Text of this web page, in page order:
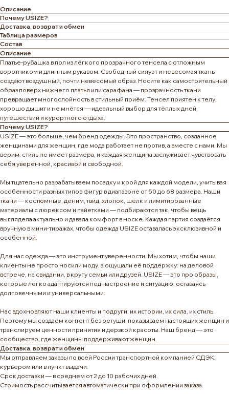
Описание
Почему USIZE?
Доставка, возврат и обмен
Таблица размеров
Состав
Описание
Платье-рубашка в пол из лёгкого прозрачного тенсела с отложным
воротником и длинным рукавом. Свободный силуэт и невесомая ткань
создают воздушный, почти невесомый образ. Носите как самостоятельный
образ поверх нижнего платья или сарафана — прозрачность ткани
превращает многослойность в стильный приём. Тенсел приятен к телу,
хорошо дышит и не мнётся — идеальный выбор для тёплых дней,
путешествий и курортного отдыха.
Почему USIZE?
USIZE — это больше, чем бренд одежды. Это пространство, созданное
женщинами для женщин, где мода работает не против, а вместе с нами. Мы
верим: стиль не имеет размера, и каждая женщина заслуживает чувствовать
себя уверенной, красивой и свободной.
Мы тщательно разрабатываем посадку и крой для каждой модели, учитывая
особенности разных типов фигур в диапазоне от 50 до 68 размера. Наши
ткани — костюмные, деним, твид, хлопок, шёлк и лимитированные
материалы с люрексом и пайетками — подбираются так, чтобы вещь
выглядела актуально и давала комфорт в носке. Каждая партия создаётся
вручную в мини-тиражах, чтобы одежда USIZE оставалась эксклюзивной и
особенной.
Для нас одежда — это инструмент уверенности. Мы хотим, чтобы наши
клиенты не просто носили моду, а ощущали её поддержку: на деловой
встрече, на свидании, в кругу семьи или друзей. USIZE — это про образы,
которые легко адаптируются под настроение и ситуацию, оставаясь
долговечными и универсальными.
Нас вдохновляют наши клиенты и подруги: их истории, их сила, их стиль.
Поэтому мы создаём контент без ретуши, показываем настоящих женщин и
транслируем ценности принятия и дерзкой красоты. Наш бренд — это
сообщество, где женщины поддерживают женщин.
Доставка, возврат и обмен
Мы отправляем заказы по всей России транспортной компанией СДЭК:
курьером или в пункт выдачи.
Срок доставки — в среднем от 2 до 10 рабочих дней.
Стоимость рассчитывается автоматически при оформлении заказа.